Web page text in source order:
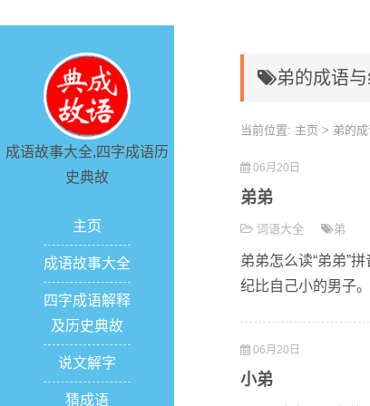
成语故事大全,四字成语历
史典故
主页
成语故事大全
四字成语解释
及历史典故
说文解字
猜成语
弟的成语
当前位置: 主页 > 弟的
06月20日
弟弟
词语大全 弟
弟弟怎么读“弟弟”
纪比自己小的男子
06月20日
小弟